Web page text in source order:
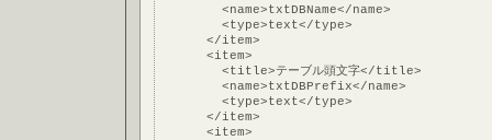
        <name>txtDBName</name>
        <type>text</type>
      </item>
      <item>
        <title>テーブル頭文字</title>
        <name>txtDBPrefix</name>
        <type>text</type>
      </item>
      <item>